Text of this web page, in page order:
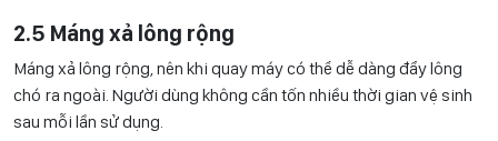
2.5 Máng xả lông rộng
Máng xả lông rộng, nên khi quay máy có thể dễ dàng đẩy lông
chó ra ngoài. Người dùng không cần tốn nhiều thời gian vệ sinh
sau mỗi lần sử dụng.